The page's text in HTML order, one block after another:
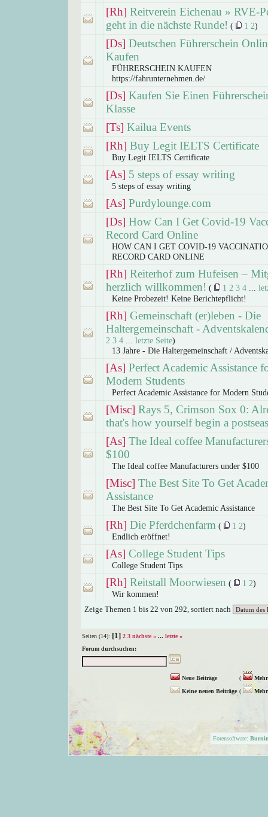
[Rh] Reitverein Eichenau » RVE-
geht in die nächste Runde! ( 1 2)
[Ds] Deutschen Führerschein
Kaufen
FÜHRERSCHEIN KAUFEN
https://fahrunternehmen.de/
[Ds] Kaufen Sie Einen
Klasse
[Ts] Kailua Events
[Rh] Buy Legit IELTS Certificate
Buy Legit IELTS Certificate
[As] 5 steps of essay writing
5 steps of essay writing
[As] Purdylounge.com
[Ds] How Can I Get Covid-19
Record Card Online
HOW CAN I GET COVID-19
RECORD CARD ONLINE
[Rh] Reiterhof zum Hufeisen –
herzlich willkommen! ( 1 2 3 4
Keine Probezeit! Keine Berichtepflicht!
[Rh] Gemeinschaft (er)leben - Die
Haltergemeinschaft -
2 3 4 letzte Seite)
13 Jahre - Die Haltergemeinschaft /
[As] Perfect Academic Assistance
Modern Students
Perfect Academic Assistance for Modern
[Misc] Rays 5, Crimson Sox 0:
that's how yourself begin a
[As] The Ideal coffee
$100
The Ideal coffee Manufacturers under $100
[Misc] The Best Site To Get
Assistance
The Best Site To Get Academic Assistance
[Rh] Die Pferdchenfarm ( 1 2)
Endlich eröffnet!
[As] College Student Tips
College Student Tips
[Rh] Reitstall Moorwiesen ( 1 2)
Wir kommen!
Zeige Themen 1 bis 22 von 292, sortiert nach
Seiten (14): [1] 2 3 nächste » ... letzte »
Forum durchsuchen:
Neue Beiträge (
Keine neuen Beiträge (
Forensoftware: